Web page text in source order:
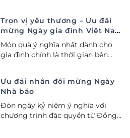
Trọn vị yêu thương – Ưu đãi
mừng Ngày gia đình Việt Nam
28/06
Món quà ý nghĩa nhất dành cho
gia đình chính là thời gian bên
Gia đình Việt Nam.
Ưu đãi nhân đôi mừng Ngày
Nhà báo
Đón ngày kỷ niệm ý nghĩa với
chương trình đặc quyền từ Đồng